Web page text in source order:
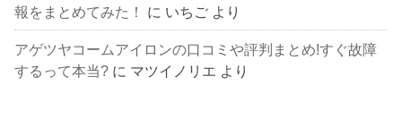
報をまとめてみた！
に いちご より
アゲツヤコームアイロンの口コミや評判まとめ!すぐ故障
するって本当? に マツイノリエ より